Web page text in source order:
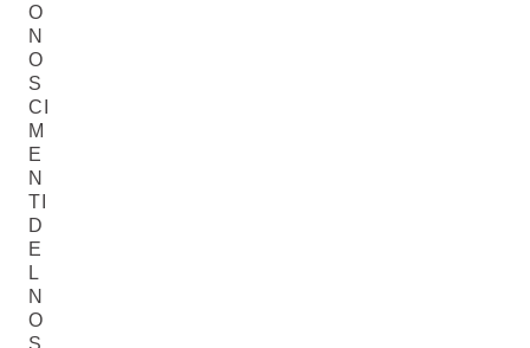
O
N
O
S
CI
M
E
N
TI
D
E
L
N
O
S